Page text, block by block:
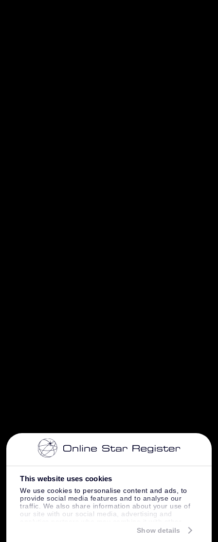
This website uses cookies
We use cookies to personalise content and ads, to
provide social media features and to analyse our
traffic. We also share information about your use of
our site with our social media, advertising and
information that you’ve provided to them or that
Show details